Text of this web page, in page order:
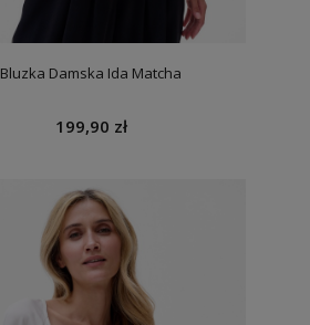
Bluzka Damska Ida Matcha
199,90 zł